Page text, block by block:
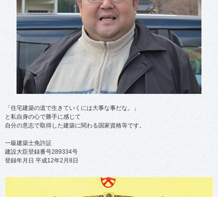
「住宅建築の道で生きていくには大事な事だな。」
と私自身の心で勝手に感じて
自分の意志で取得した建築に関わる国家資格等です。
一級建築士免許証
建設大臣登録番号289334号
登録年月日 平成12年2月8日